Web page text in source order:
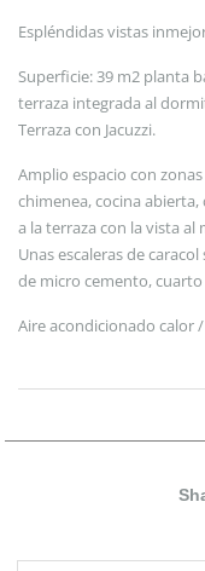
Espléndidas vistas
Superficie: 39 m2 planta
terraza integrada al
Terraza con Jacuzzi.
Amplio espacio con
chimenea, cocina
a la terraza con la vista al
Unas escaleras de
de micro cemento,
Aire acondicionado calor